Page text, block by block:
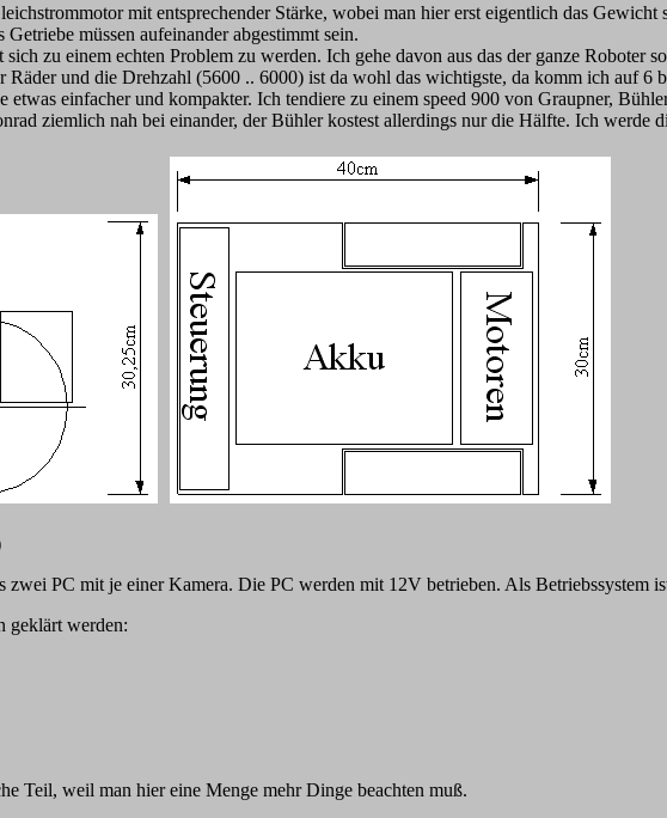
mit entsprechender Stärke, wobei man hier erst eigentlich das
müssen aufeinander abgestimmt sein.
zu einem echten Problem zu werden. Ich gehe davon aus das der ganze Roboter
Räder und die Drehzahl (5600 .. 6000) ist da wohl das wichtigste, da komm ich auf
etwas einfacher und kompakter. Ich tendiere zu einem speed 900 von Graupner,
ziemlich nah bei einander, der Bühler kostest allerdings nur die Hälfte. Ich werde
zwei PC mit je einer Kamera. Die PC werden mit 12V betrieben. Als
geklärt werden:
Teil, weil man hier eine Menge mehr Dinge beachten muß.